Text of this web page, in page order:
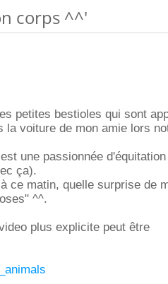
corps ^^'
petites bestioles qui sont
voiture de mon amie lors
une passionnée
ça).
ce matin, quelle surprise de
^^.
plus explicite peut être